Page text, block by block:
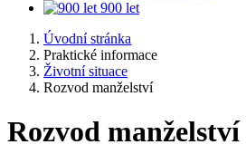
900 let
Úvodní stránka
Praktické informace
Životní situace
Rozvod manželství
Rozvod manželství